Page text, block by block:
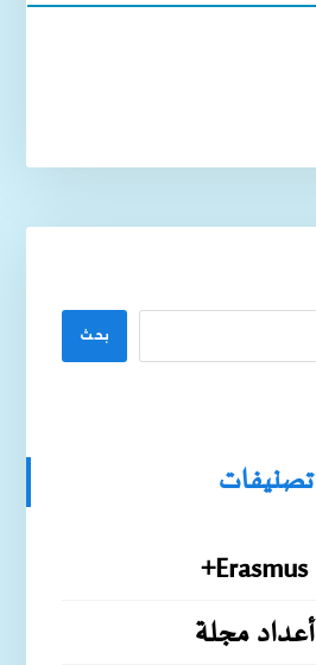
بحث
تصنيفات
Erasmus+
أعداد مجلة